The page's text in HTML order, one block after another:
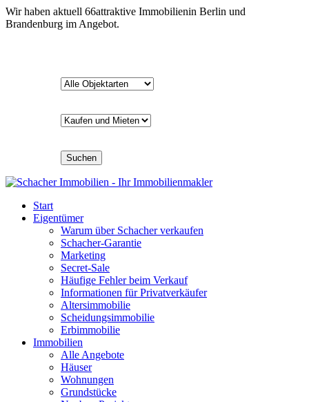
Wir haben aktuell 66attraktive Immobilienin Berlin und
Brandenburg im Angebot.
Suchen
Start
Eigentümer
Warum über Schacher verkaufen
Schacher-Garantie
Marketing
Secret-Sale
Häufige Fehler beim Verkauf
Informationen für Privatverkäufer
Altersimmobilie
Scheidungsimmobilie
Erbimmobilie
Immobilien
Alle Angebote
Häuser
Wohnungen
Grundstücke